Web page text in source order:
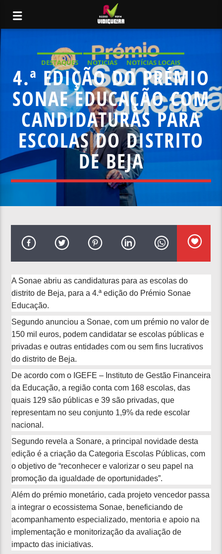
DESTAQUES NOTICIAS
NOTÍCIAS LOCAIS
NOTÍCIAS NACIONAIS
4.ª EDIÇÃO DO PRÉMIO
SONAE EDUCAÇÃO COM
CANDIDATURAS PARA
ESCOLAS DO DISTRITO
DE BEJA
A Sonae abriu as candidaturas para as escolas do
distrito de Beja, para a 4.ª edição do Prémio Sonae
Educação.
Segundo anunciou a Sonae, com um prémio no valor de
150 mil euros, podem candidatar se escolas públicas e
privadas e outras entidades com ou sem fins lucrativos
do distrito de Beja.
De acordo com o IGEFE – Instituto de Gestão Financeira
da Educação, a região conta com 168 escolas, das
quais 129 são públicas e 39 são privadas, que
representam no seu conjunto 1,9% da rede escolar
nacional.
Segundo revela a Sonare, a principal novidade desta
edição é a criação da Categoria Escolas Públicas, com
o objetivo de “reconhecer e valorizar o seu papel na
promoção da igualdade de oportunidades”.
Além do prémio monetário, cada projeto vencedor passa
a integrar o ecossistema Sonae, beneficiando de
acompanhamento especializado, mentoria e apoio na
implementação e monitorização da avaliação de
impacto das iniciativas.